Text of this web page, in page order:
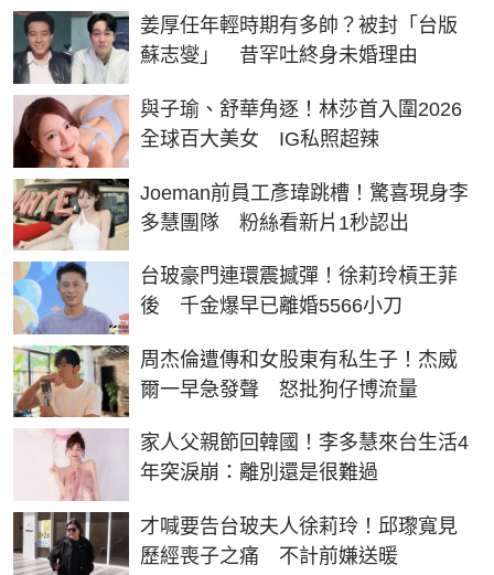
姜厚任年輕時期有多帥？被封「台版
蘇志燮」 昔罕吐終身未婚理由
與子瑜、舒華角逐！林莎首入圍2026
全球百大美女 IG私照超辣
Joeman前員工彥瑋跳槽！驚喜現身李
多慧團隊 粉絲看新片1秒認出
台玻豪門連環震撼彈！徐莉玲槓王菲
後 千金爆早已離婚5566小刀
周杰倫遭傳和女股東有私生子！杰威
爾一早急發聲 怒批狗仔博流量
家人父親節回韓國！李多慧來台生活4
年突淚崩：離別還是很難過
才喊要告台玻夫人徐莉玲！邱瓈寬見
歷經喪子之痛 不計前嫌送暖